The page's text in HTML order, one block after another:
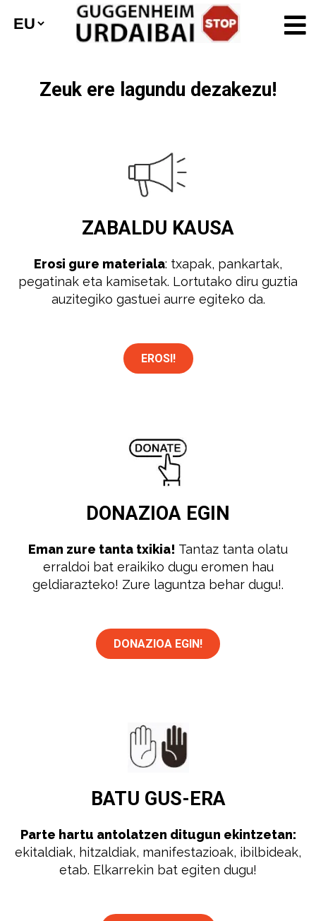
Zeuk ere lagundu dezakezu!
ZABALDU KAUSA
Erosi gure materiala: txapak, pankartak,
pegatinak eta kamisetak. Lortutako diru guztia
auzitegiko gastuei aurre egiteko da.
EROSI!
DONAZIOA EGIN
Eman zure tanta txikia! Tantaz tanta olatu
erraldoi bat eraikiko dugu eromen hau
geldiarazteko! Zure laguntza behar dugu!.
DONAZIOA EGIN!
BATU GUS-ERA
Parte hartu antolatzen ditugun ekintzetan:
ekitaldiak, hitzaldiak, manifestazioak, ibilbideak,
etab. Elkarrekin bat egiten dugu!